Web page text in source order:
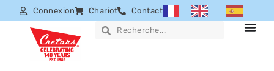
Connexion Chariot Contact